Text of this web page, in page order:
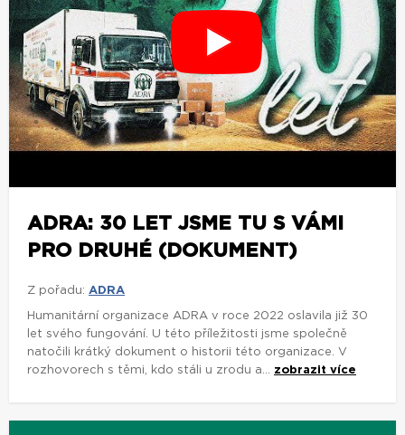
ADRA: 30 LET JSME TU S VÁMI
PRO DRUHÉ (DOKUMENT)
Z pořadu: ADRA
Humanitární organizace ADRA v roce 2022 oslavila již 30
let svého fungování. U této příležitosti jsme společně
natočili krátký dokument o historii této organizace. V
rozhovorech s těmi, kdo stáli u zrodu a... zobrazit více